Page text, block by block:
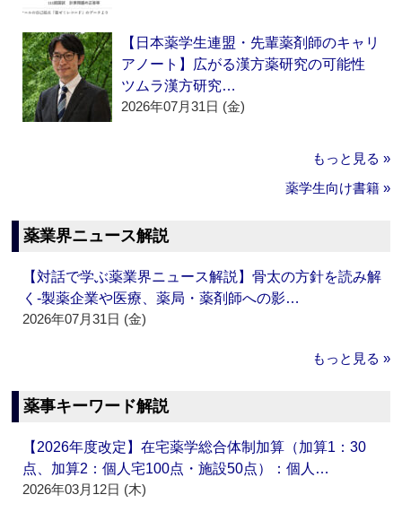
【日本薬学生連盟・先輩薬剤師のキャリ
アノート】広がる漢方薬研究の可能性
ツムラ漢方研究…
2026年07月31日 (金)
もっと見る »
薬学生向け書籍 »
薬業界ニュース解説
【対話で学ぶ薬業界ニュース解説】骨太の方針を読み解
く‐製薬企業や医療、薬局・薬剤師への影…
2026年07月31日 (金)
もっと見る »
薬事キーワード解説
【2026年度改定】在宅薬学総合体制加算（加算1：30
点、加算2：個人宅100点・施設50点）：個人…
2026年03月12日 (木)